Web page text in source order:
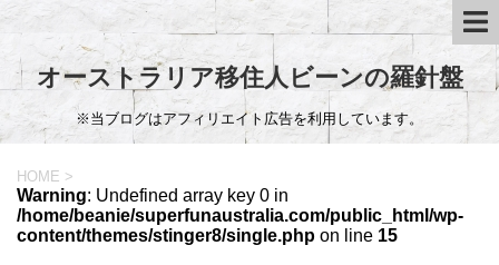
オーストラリア移住人ビーンの羅針盤
※当ブログはアフィリエイト広告を利用しています。
HOME >
Warning: Undefined array key 0 in
/home/beanie/superfunaustralia.com/public_html/wp-
content/themes/stinger8/single.php on line 15